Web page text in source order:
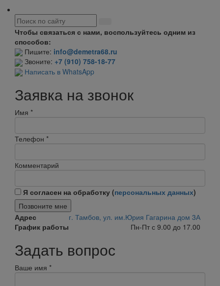
Чтобы связаться с нами, воспользуйтесь одним из
способов:
Пишите: info@demetra68.ru
Звоните: +7 (910) 758-18-77
Написать в WhatsApp
Заявка на звонок
Имя *
Телефон *
Комментарий
Я согласен на обработку (персональных данных)
Позвоните мне
Адрес
г. Тамбов, ул. им.Юрия Гагарина дом 3А
График работы
Пн-Пт с 9.00 до 17.00
Задать вопрос
Ваше имя *